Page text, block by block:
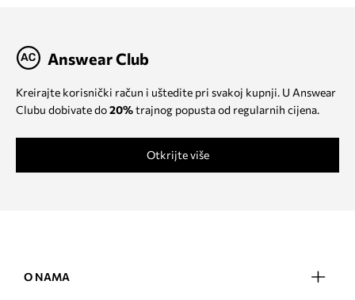
Answear Club
Kreirajte korisnički račun i uštedite pri svakoj kupnji. U Answear
Clubu dobivate do20%trajnog popusta od regularnih cijena.
Otkrijte više
O NAMA